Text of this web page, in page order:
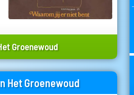
Groenewoud
Het Groenewoud